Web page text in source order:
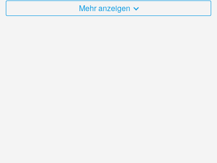
für Online-Übertragungen bewertet.
Mehr anzeigen